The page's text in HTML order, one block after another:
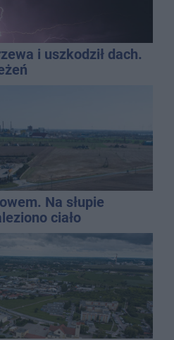
i uszkodził dach.
Na słupie
ciało